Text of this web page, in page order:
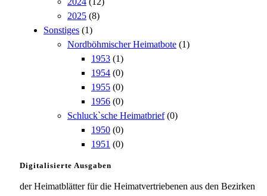
2025 (8)
Sonstiges (1)
Nordböhmischer Heimatbote (1)
1953 (1)
1954 (0)
1955 (0)
1956 (0)
Schluck`sche Heimatbrief (0)
1950 (0)
1951 (0)
Digitalisierte Ausgaben
der Heimatblätter für die Heimatvertriebenen aus den Bezirken